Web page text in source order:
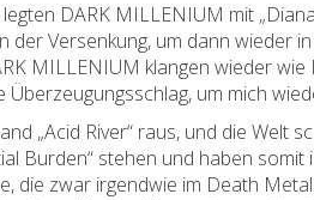
DARK MILLENIUM mit
der Versenkung, um dann wieder
MILLENIUM klangen wieder
um mich
„Acid River“ raus, und die Welt
Burden“ stehen und haben
die zwar irgendwie im Death